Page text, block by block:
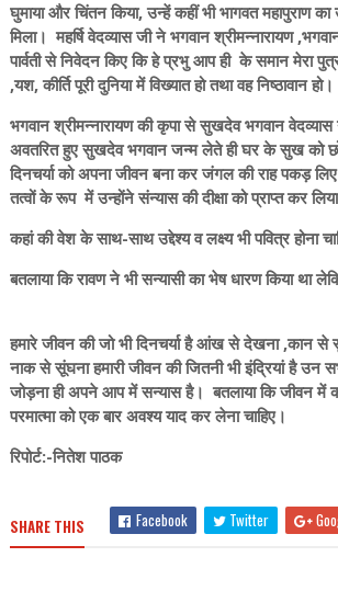
घुमाया और चिंतन किया, उन्हें कहीं भी भागवत महापुराण का
मिला। महर्षि वेदव्यास जी ने भगवान श्रीमन्नारायण
पार्वती से निवेदन किए कि हे प्रभु आप ही के समान मेरा
,यश, कीर्ति पूरी दुनिया में विख्यात हो तथा वह निष्ठावान हो।
भगवान श्रीमन्नारायण की कृपा से सुखदेव भगवान
अवतरित हुए सुखदेव भगवान जन्म लेते ही घर के सुख को
दिनचर्या को अपना जीवन बना कर जंगल की राह पकड़
तत्वों के रूप में उन्होंने संन्यास की दीक्षा को प्राप्त कर
कहां की वेश के साथ-साथ उद्देश्य व लक्ष्य भी पवित्र होना
बतलाया कि रावण ने भी सन्यासी का भेष धारण किया था
हमारे जीवन की जो भी दिनचर्या है आंख से देखना ,कान
नाक से सूंघना हमारी जीवन की जितनी भी इंद्रियां है उन
जोड़ना ही अपने आप में सन्यास है। बतलाया कि जीवन में
परमात्मा को एक बार अवश्य याद कर लेना चाहिए।
रिपोर्ट:-नितेश पाठक
SHARE THIS Facebook Twitter